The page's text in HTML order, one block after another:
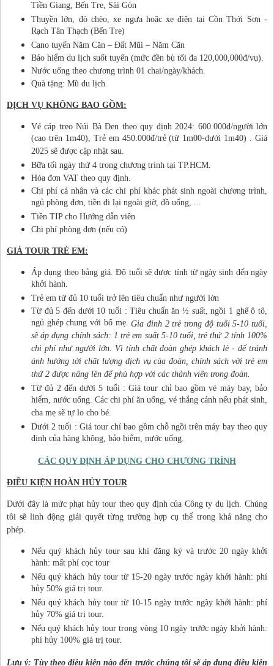
Tiền Giang, Bến Tre, Sài Gòn
Thuyền lớn, đò chèo, xe ngựa hoặc xe điện tại Cồn Thới Sơn -
Rạch Tân Thạch (Bến Tre)
Cano tuyến Năm Căn – Đất Mũi – Năm Căn
Bảo hiểm du lịch suốt tuyến (mức đền bù tối đa 120,000,000đ/vụ).
Nước uống theo chương trình 01 chai/ngày/khách.
Quà tặng: Mũ du lịch.
DỊCH VỤ KHÔNG BAO GỒM:
Vé cáp treo Núi Bà Đen theo quy định 2024: 600.000đ/người lớn
(cao trên 1m40), Trẻ em 450.000đ/trẻ (từ 1m00-dưới 1m40) . Giá
2025 sẽ được cập nhật sau.
Bữa tối ngày thứ 4 trong chương trình tại TP.HCM.
Hóa đơn VAT theo quy định.
Chi phí cá nhân và các chi phí khác phát sinh ngoài chương trình,
ngủ phòng đơn, tiền đi lại ngoài giờ, đồ uống, ...
Tiền TIP cho Hướng dẫn viên
Chi phí phòng đơn (nếu có)
GIÁ TOUR TRẺ EM:
Áp dụng theo bảng giá. Độ tuổi sẽ được tính từ ngày sinh đến ngày
khởi hành.
Trẻ em từ đủ 10 tuổi trở lên tiêu chuẩn như người lớn
Từ đủ 5 đến dưới 10 tuổi : Tiêu chuẩn ăn ½ suất, ngồi 1 ghế ô tô,
ngủ ghép chung với bố mẹ.Gia đình 2 trẻ trong độ tuổi 5-10 tuổi,
sẽ áp dụng chính sách: 1 trẻ em suất 5-10 tuổi, trẻ thứ 2 tính 100%
chi phí như người lớn. Vì tính chất đoàn ghép khách lẻ - để tránh
ảnh hưởng tới chất lượng dịch vụ của đoàn, chính sách với trẻ em
thứ 2 được nâng lên để phù hợp với các thành viên trong đoàn.
Từ đủ 2 đến dưới 5 tuổi : Giá tour chỉ bao gồm vé máy bay, bảo
hiểm, nước uống. Các chi phí ăn uống, vé thắng cảnh nếu phát sinh,
cha mẹ sẽ tự lo cho bé.
Dưới 2 tuổi : Giá tour chỉ bao gồm chỗ ngồi trên máy bay theo quy
định của hàng không, bảo hiểm, nước uống.
CÁC QUY ĐỊNH ÁP DỤNG CHO CHƯƠNG TRÌNH
ĐIỀU KIỆN HOÀN HỦY TOUR
Dưới đây là mức phạt hủy tour theo quy định của Công ty du lịch. Chúng
tôi sẽ linh động giải quyết từng trường hợp cụ thể trong khả năng cho
phép.
Nếu quý khách hủy tour sau khi đăng ký và trước 20 ngày khởi
hành: mất phí cọc tour
Nếu quý khách hủy tour từ 15-20 ngày trước ngày khởi hành: phí
hủy 50% giá trị tour.
Nếu quý khách hủy tour từ 10-15 ngày trước ngày khởi hành: phí
hủy 70% giá trị tour.
Nếu quý khách hủy tour trong vòng 10 ngày trước ngày khởi hành:
phí hủy 100% giá trị tour.
Lưu ý: Tùy theo điều kiện nào đến trước chúng tôi sẽ áp dụng điều kiện